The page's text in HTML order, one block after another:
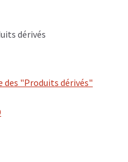
dérivés
des "Produits dérivés"